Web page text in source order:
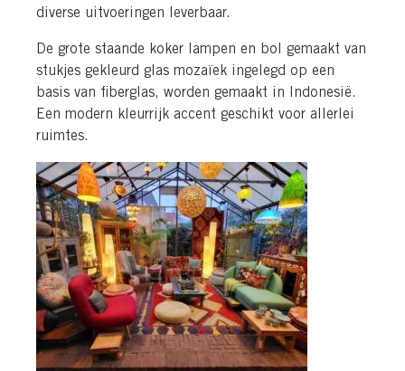
diverse uitvoeringen leverbaar.
De grote staande koker lampen en bol gemaakt van
stukjes gekleurd glas mozaïek ingelegd op een
basis van fiberglas, worden gemaakt in Indonesië.
Een modern kleurrijk accent geschikt voor allerlei
ruimtes.